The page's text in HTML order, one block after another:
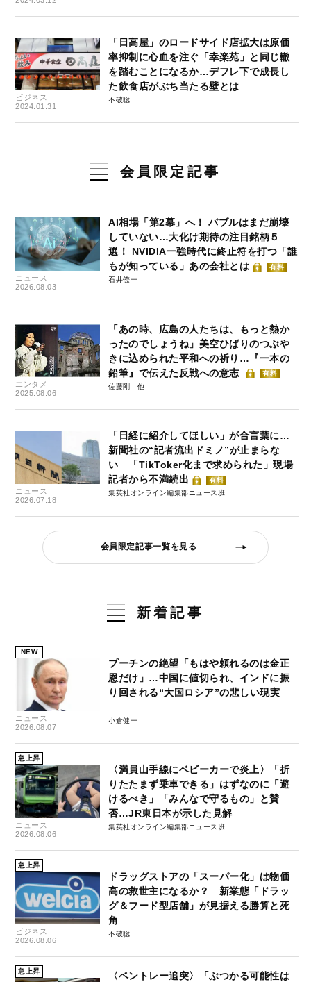
ビジネス
2024.01.31
「日高屋」のロードサイド店拡大は原価
率抑制に心血を注ぐ「幸楽苑」と同じ轍
を踏むことになるか…デフレ下で成長し
た飲食店がぶち当たる壁とは
不破聡
会員限定記事
ニュース
2026.08.03
AI相場「第2幕」へ！ バブルはまだ崩壊
していない…大化け期待の注目銘柄５
選！ NVIDIA一強時代に終止符を打つ「誰
もが知っている」あの会社とは
有料
石井僚一
エンタメ
2025.08.06
「あの時、広島の人たちは、もっと熱か
ったのでしょうね」美空ひばりのつぶや
きに込められた平和への祈り…『一本の
鉛筆』で伝えた反戦への意志
有料
佐藤剛
ニュース
2026.07.18
「日経に紹介してほしい」が合言葉に…
新聞社の“記者流出ドミノ”が止まらな
い 「TikToker化まで求められた」現場
記者から不満続出
有料
集英社オンライン編集部ニュース班
会員限定記事一覧を見る
新着記事
NEW
ニュース
2026.08.07
プーチンの絶望「もはや頼れるのは金正
恩だけ」…中国に値切られ、インドに振
り回される“大国ロシア”の悲しい現実
小倉健一
急上昇
ニュース
2026.08.06
〈満員山手線にベビーカーで炎上〉「折
りたたまず乗車できる」はずなのに「避
けるべき」「みんなで守るもの」と賛
否…JR東日本が示した見解
集英社オンライン編集部ニュース班
急上昇
ビジネス
2026.08.06
ドラッグストアの「スーパー化」は物価
高の救世主になるか？ 新業態「ドラッ
グ＆フード型店舗」が見据える勝算と死
角
不破聡
急上昇 〈ベントレー追突〉「ぶつかる可能性は